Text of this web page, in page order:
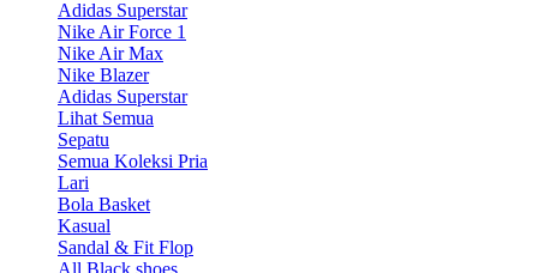
Adidas Superstar
Nike Air Force 1
Nike Air Max
Nike Blazer
Adidas Superstar
Lihat Semua
Sepatu
Semua Koleksi Pria
Lari
Bola Basket
Kasual
Sandal & Fit Flop
All Black shoes